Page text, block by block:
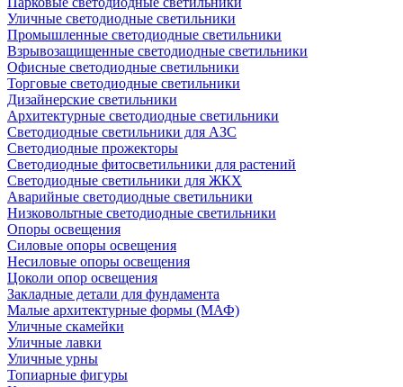
Уличные светодиодные светильники
Промышленные светодиодные светильники
Взрывозащищенные светодиодные светильники
Офисные светодиодные светильники
Торговые светодиодные светильники
Дизайнерские светильники
Архитектурные светодиодные светильники
Светодиодные светильники для АЗС
Светодиодные прожекторы
Светодиодные фитосветильники для растений
Светодиодные светильники для ЖКХ
Аварийные светодиодные светильники
Низковольтные светодиодные светильники
Опоры освещения
Силовые опоры освещения
Несиловые опоры освещения
Цоколи опор освещения
Закладные детали для фундамента
Малые архитектурные формы (МАФ)
Уличные скамейки
Уличные лавки
Уличные урны
Топиарные фигуры